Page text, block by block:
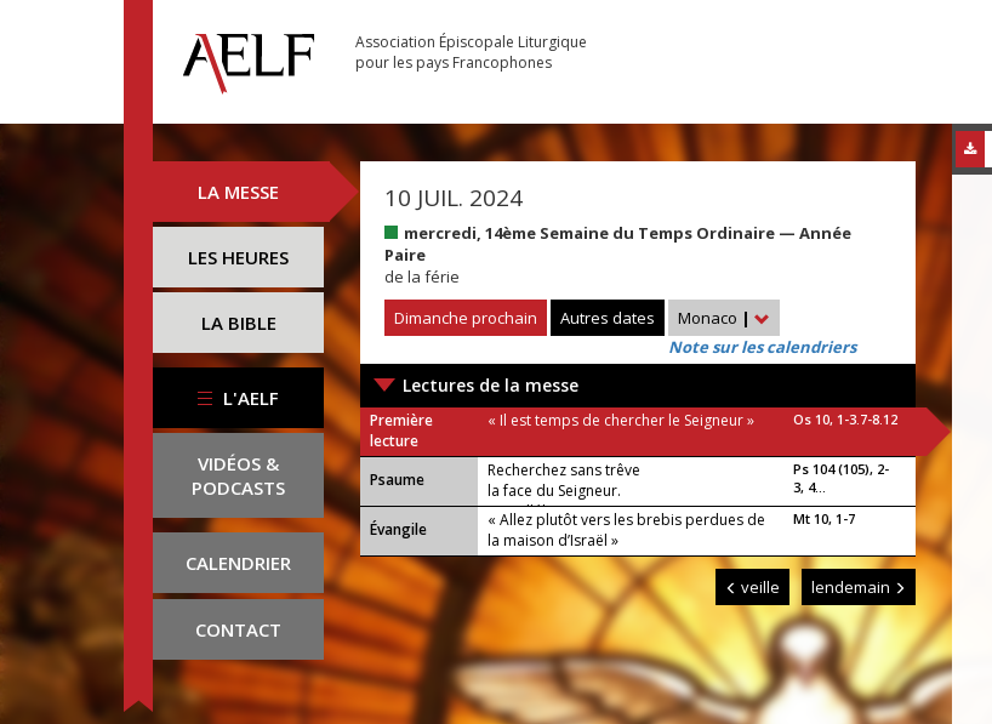
Association Épiscopale Liturgique
pour les pays Francophones
LA MESSE
LES HEURES
LA BIBLE
L'AELF
VIDÉOS &
PODCASTS
CALENDRIER
CONTACT
10 JUIL. 2024
mercredi, 14ème Semaine du Temps Ordinaire — Année
Paire
de la férie
Dimanche prochain
Autres dates Monaco |
Note sur les calendriers
Lectures de la messe
Première
lecture
« Il est temps de chercher le Seigneur » Os 10, 1-3.7-8.12
Psaume
Recherchez sans trêve
la face du Seigneur.
ou : Alléluia !
Ps 104 (105), 2-
3, 4...
Évangile
« Allez plutôt vers les brebis perdues de
la maison d’Israël »
Mt 10, 1-7
veille lendemain